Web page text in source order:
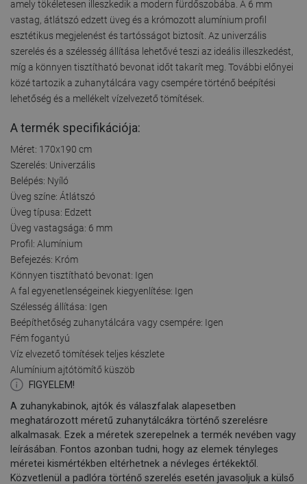
amely tökéletesen illeszkedik a modern fürdőszobába. A 6 mm
vastag, átlátszó edzett üveg és a krómozott alumínium profil
esztétikus megjelenést és tartósságot biztosít. Az univerzális
szerelés és a szélesség állítása lehetővé teszi az ideális illeszkedést,
míg a könnyen tisztítható bevonat időt takarít meg. További előnyei
közé tartozik a zuhanytálcára vagy csempére történő beépítési
lehetőség és a mellékelt vízelvezető tömítések.
A termék specifikációja:
Méret: 170x190 cm
Szerelés: Univerzális
Belépés: Nyíló
Üveg színe: Átlátszó
Üveg típusa: Edzett
Üveg vastagsága: 6 mm
Profil: Alumínium
Befejezés: Króm
Könnyen tisztítható bevonat: Igen
A fal egyenetlenségeinek kiegyenlítése: Igen
Szélesség állítása: Igen
Beépíthetőség zuhanytálcára vagy csempére: Igen
Fém fogantyú
Víz elvezető tömítések teljes készlete
Alumínium ajtótömítő küszöb
FIGYELEM!
A zuhanykabinok, ajtók és válaszfalak alapesetben
meghatározott méretű zuhanytálcákra történő szerelésre
alkalmasak. Ezek a méretek szerepelnek a termék nevében vagy
leírásában. Fontos azonban tudni, hogy az elemek tényleges
méretei kismértékben eltérhetnek a névleges értékektől.
Közvetlenül a padlóra történő szerelés esetén javasoljuk a külső